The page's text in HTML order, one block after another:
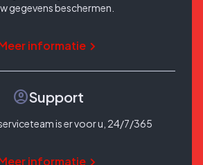
gegevens beschermen.
informatie
account_circleSupport
is er voor u, 24/7/365
informatie